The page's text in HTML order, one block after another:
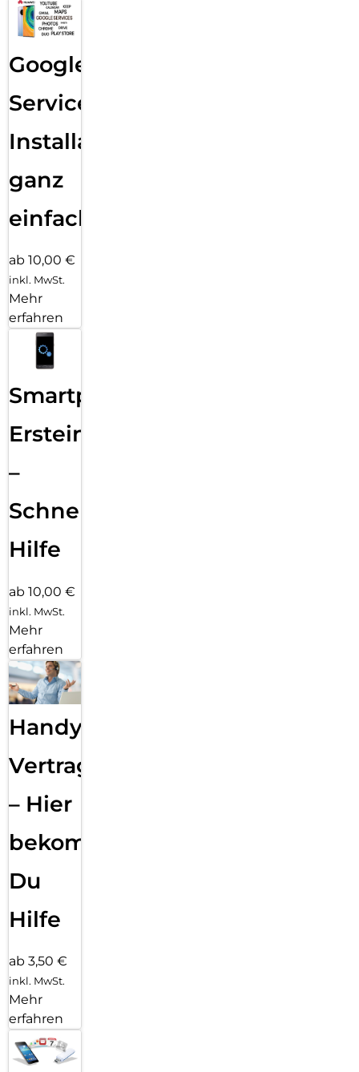
Google
Services
Installation
ganz
einfach
ab 10,00 €
inkl. MwSt.
Mehr
erfahren
Smartphone
Ersteinrichtung
–
Schnelle
Hilfe
ab 10,00 €
inkl. MwSt.
Mehr
erfahren
Handy
Vertragsabwicklung
– Hier
bekommst
Du
Hilfe
ab 3,50 €
inkl. MwSt.
Mehr
erfahren